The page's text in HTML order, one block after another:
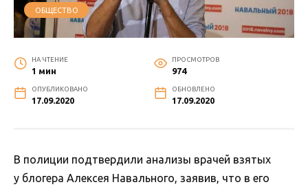
ОБЩЕСТВО
НА ЧТЕНИЕ
1 мин
ПРОСМОТРОВ
974
ОПУБЛИКОВАНО
17.09.2020
ОБНОВЛЕНО
17.09.2020
В полиции подтвердили анализы врачей взятых
у блогера Алексея Навального, заявив, что в его